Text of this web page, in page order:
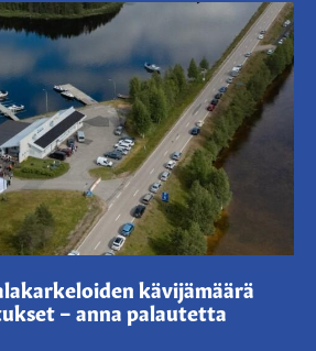
kävijämäärä
– anna palautetta